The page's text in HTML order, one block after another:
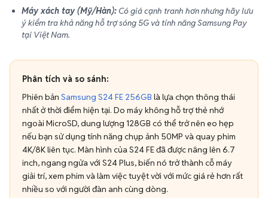
Máy xách tay (Mỹ/Hàn): Có giá cạnh tranh hơn nhưng hãy lưu
ý kiểm tra khả năng hỗ trợ sóng 5G và tính năng Samsung Pay
tại Việt Nam.
Phân tích và so sánh:
Phiên bản Samsung S24 FE 256GB là lựa chọn thông thái
nhất ở thời điểm hiện tại. Do máy không hỗ trợ thẻ nhớ
ngoài MicroSD, dung lượng 128GB có thể trở nên eo hẹp
nếu bạn sử dụng tính năng chụp ảnh 50MP và quay phim
4K/8K liên tục. Màn hình của S24 FE đã được nâng lên 6.7
inch, ngang ngửa với S24 Plus, biến nó trở thành cỗ máy
giải trí, xem phim và làm việc tuyệt vời với mức giá rẻ hơn rất
nhiều so với người đàn anh cùng dòng.